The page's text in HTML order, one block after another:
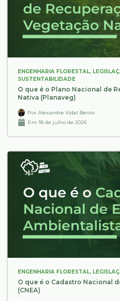
ENGENHARIA FLORESTAL,
SUSTENTABILIDADE
O que é o Plano Nacional de
Nativa (Planaveg)
Por Alexandre Vidal Bento
Em 18 de julho de 2026
ENGENHARIA FLORESTAL,
O que é o Cadastro Nacional
(CNEA)